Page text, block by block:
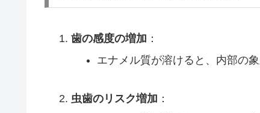
歯の感度の増加 ：
エナメル質が溶けると、内部の
虫歯のリスク増加 ：